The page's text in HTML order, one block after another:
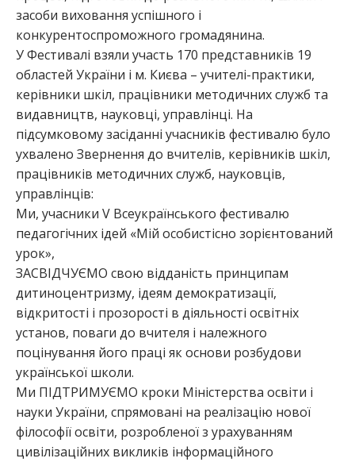
засоби виховання успішного і
конкурентоспроможного громадянина.
У Фестивалі взяли участь 170 представників 19
областей України і м. Києва – учителі-практики,
керівники шкіл, працівники методичних служб та
видавництв, науковці, управлінці. На
підсумковому засіданні учасників фестивалю було
ухвалено Звернення до вчителів, керівників шкіл,
працівників методичних служб, науковців,
управлінців:
Ми, учасники V Всеукраїнського фестивалю
педагогічних ідей «Мій особистісно зорієнтований
урок»,
ЗАСВІДЧУЄМО свою відданість принципам
дитиноцентризму, ідеям демократизації,
відкритості і прозорості в діяльності освітніх
установ, поваги до вчителя і належного
поцінування його праці як основи розбудови
української школи.
Ми ПІДТРИМУЄМО кроки Міністерства освіти і
науки України, спрямовані на реалізацію нової
філософії освіти, розробленої з урахуванням
цивілізаційних викликів інформаційного